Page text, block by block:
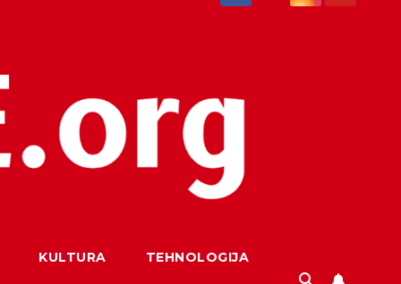
KULTURA TEHNOLOGIJA